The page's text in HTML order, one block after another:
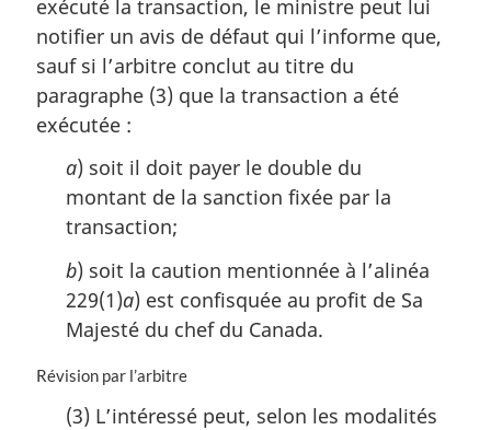
e
m
r
g
i
exécuté la transaction, le ministre peut lui
notifier un avis de défaut qui l’informe que,
sauf si l’arbitre conclut au titre du
paragraphe (3) que la transaction a été
exécutée :
a) soit il doit payer le double du
montant de la sanction fixée par la
transaction;
b) soit la caution mentionnée à l’alinéa
229(1)a) est confisquée au profit de Sa
Majesté du chef du Canada.
N
Révision par l’arbitre
(3) L’intéressé peut, selon les modalités